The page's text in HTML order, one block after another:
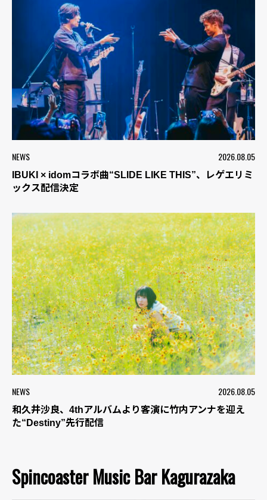
NEWS 2026.08.05
IBUKI × idomコラボ曲“SLIDE LIKE THIS”、レゲエリミ
ックス配信決定
NEWS 2026.08.05
和久井沙良、4thアルバムより客演に竹内アンナを迎え
た“Destiny”先行配信
Spincoaster Music Bar Kagurazaka